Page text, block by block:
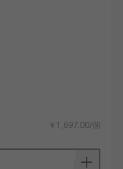
￥1,697.00/個